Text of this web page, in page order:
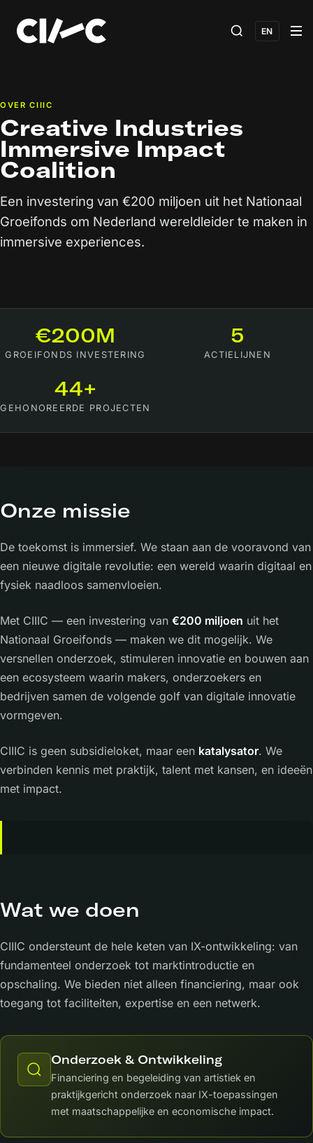
EN
OVER CIIIC
Creative Industries
Immersive Impact
Coalition
Een investering van €200 miljoen uit het Nationaal
Groeifonds om Nederland wereldleider te maken in
immersive experiences.
€200M
GROEIFONDS INVESTERING
5
ACTIELIJNEN
44+
GEHONOREERDE PROJECTEN
Onze missie
De toekomst is immersief. We staan aan de vooravond van
een nieuwe digitale revolutie: een wereld waarin digitaal en
fysiek naadloos samenvloeien.
Met CIIIC — een investering van €200 miljoen uit het
Nationaal Groeifonds — maken we dit mogelijk. We
versnellen onderzoek, stimuleren innovatie en bouwen aan
een ecosysteem waarin makers, onderzoekers en
bedrijven samen de volgende golf van digitale innovatie
vormgeven.
CIIIC is geen subsidieloket, maar een katalysator. We
verbinden kennis met praktijk, talent met kansen, en ideeën
met impact.
Wat we doen
CIIIC ondersteunt de hele keten van IX-ontwikkeling: van
fundamenteel onderzoek tot marktintroductie en
opschaling. We bieden niet alleen financiering, maar ook
toegang tot faciliteiten, expertise en een netwerk.
Onderzoek & Ontwikkeling
Financiering en begeleiding van artistiek en
praktijkgericht onderzoek naar IX-toepassingen
met maatschappelijke en economische impact.